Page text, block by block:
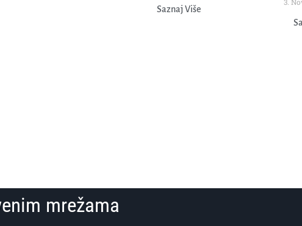
Saznaj Više
mrežama